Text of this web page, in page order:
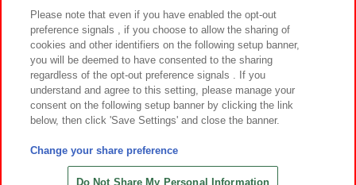
カスタマーハラスメント対応方針 よくあるご質問・お問い合わせ
©Bandai Namco Amusement Inc.
©Bandai Namco Amusement Lab Inc.
©HANAYASHIKI Co., Ltd. All Rights Reserved.
Please note that even if you have enabled the opt-out
preference signals , if you choose to allow the sharing of
cookies and other identifiers on the following setup banner,
you will be deemed to have consented to the sharing
regardless of the opt-out preference signals . If you
understand and agree to this setting, please manage your
consent on the following setup banner by clicking the link
below, then click 'Save Settings' and close the banner.
Change your share preference
Do Not Share My Personal Information